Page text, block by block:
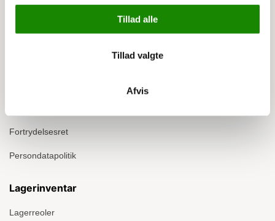
Tillad alle
Tillad valgte
Afvis
Om Ergomate
Fortrydelsesret
Persondatapolitik
Lagerinventar
Lagerreoler